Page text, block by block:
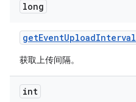
long
getEventUploadInterval
获取上传间隔。
int